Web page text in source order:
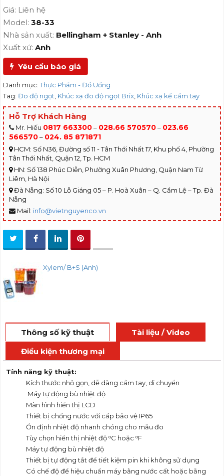
Giá: Liên hệ
Model: 38-33
Nhà sản xuất: Bellingham + Stanley - Anh
Xuất xứ: Anh
Yêu cầu báo giá
Danh mục:Thực Phẩm - Đồ Uống
Tag: Đo độ ngọt, Khúc xạ đo độ ngọt Brix, Khúc xạ kế cầm tay
Hỗ Trợ Khách Hàng
Mr. Hiếu 0817 663300– 028.66 570570– 023.66
566570– 024. 85 871871
HCM: Số N36, Đường số 11 - Tân Thới Nhất 17, Khu phố 4, Phường
Tân Thới Nhất, Quận 12, Tp. HCM
HN: Số 138 Phúc Diễn, Phường Xuân Phương, Quận Nam Từ
Liêm, Hà Nội
Đà Nẵng: Số 10 Lỗ Giáng 05 – P. Hoà Xuân – Q. Cẩm Lệ – Tp. Đà
Nẵng
Mail: info@vietnguyenco.vn
Xylem/ B+S (Anh)
Thông số kỹ thuật
Tài liệu / Video
Điều kiện thương mại
Tính năng kỹ thuật:
Kích thước nhỏ gọn, dễ dàng cầm tay, di chuyển
Máy tự động bù nhiệt độ
Màn hình hiển thị LCD
Thiết bị chống nước với cấp bảo vệ IP65
Ổn định nhiệt độ nhanh chóng cho mẫu đo
Tùy chọn hiển thị nhiệt độ oC hoặc oF
Máy tự động bù nhiệt độ
Thiết bị tự động tắt để tiết kiệm pin khi không sử dụng
Có chế độ để hiệu chuẩn máy bằng nước cất hoặc bằng